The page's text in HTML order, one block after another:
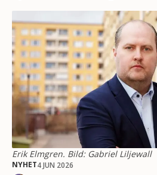
NYHET4 JUN 2026
Erik Elmgren. Bild: Gabriel Liljewall